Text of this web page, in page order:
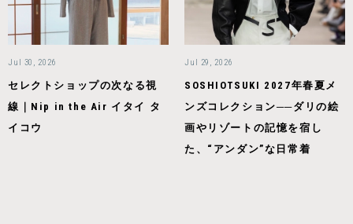
Jul 30, 2026
セレクトショップの次なる視
線｜Nip in the Air イタイ タ
イコウ
Jul 29, 2026
SOSHIOTSUKI 2027年春夏メ
ンズコレクション──ダリの絵
画やリゾートの記憶を宿し
た、“アンダン”な日常着